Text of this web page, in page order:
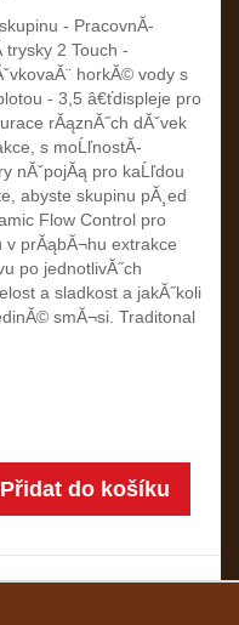
- PracovnĂ­
trysky 2 Touch -
horkĂ© vody s
- 3,5 â€ťdispleje pro
rĂąznĂ˝ch dĂˇvek
s moĹľnostĂ­
nĂˇpojĂą pro kaĹľdou
abyste skupinu pĂ¸ed
Flow Control pro
v prĂąbĂ¬hu extrakce
po jednotlivĂ˝ch
a sladkost a jakĂ˝koli
smĂ¬si. Traditonal